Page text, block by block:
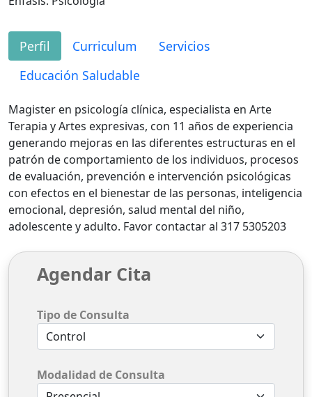
Perfil Curriculum
Servicios
Educación Saludable
Magister en psicología clínica, especialista en Arte
Terapia y Artes expresivas, con 11 años de experiencia
generando mejoras en las diferentes estructuras en el
patrón de comportamiento de los individuos, procesos
de evaluación, prevención e intervención psicológicas
con efectos en el bienestar de las personas, inteligencia
emocional, depresión, salud mental del niño,
adolescente y adulto. Favor contactar al 317 5305203
Agendar Cita
Tipo de Consulta
Modalidad de Consulta